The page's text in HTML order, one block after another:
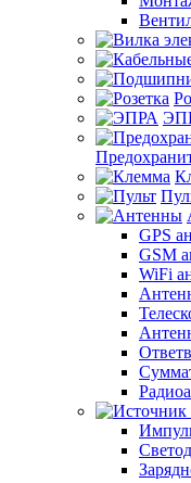
GPS
GSM
WiFi